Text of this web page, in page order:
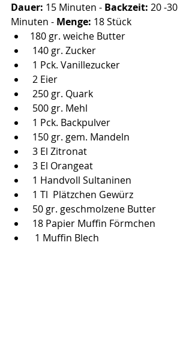
Dauer: 15 Minuten - Backzeit: 20 -30
Minuten - Menge: 18 Stück
180 gr. weiche Butter
140 gr. Zucker
1 Pck. Vanillezucker
2 Eier
250 gr. Quark
500 gr. Mehl
1 Pck. Backpulver
150 gr. gem. Mandeln
3 El Zitronat
3 El Orangeat
1 Handvoll Sultaninen
1 Tl  Plätzchen Gewürz
50 gr. geschmolzene Butter
18 Papier Muffin Förmchen
  1 Muffin Blech